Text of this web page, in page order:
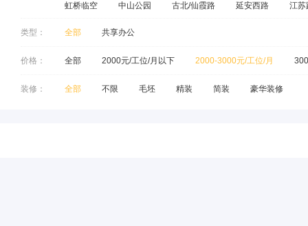
虹桥临空
中山公园 古北/仙霞路 延安西路 江苏
类型： 全部 共享办公
价格： 全部 2000元/工位/月以下 2000-3000元/工位/月
装修： 全部 不限 毛坯 精装 简装 豪华装修